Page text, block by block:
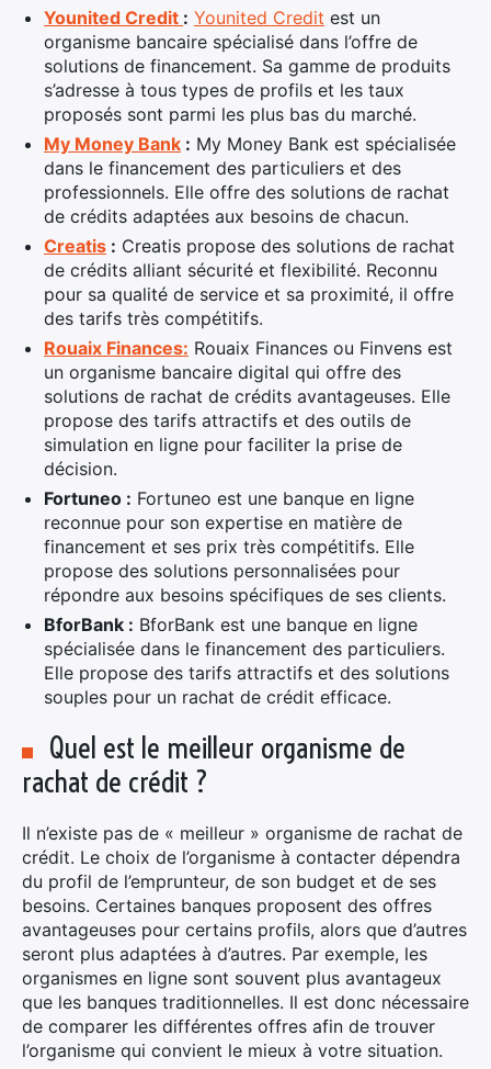
Younited Credit : Younited Credit est un
organisme bancaire spécialisé dans l’offre de
solutions de financement. Sa gamme de produits
s’adresse à tous types de profils et les taux
proposés sont parmi les plus bas du marché.
My Money Bank : My Money Bank est spécialisée
dans le financement des particuliers et des
professionnels. Elle offre des solutions de rachat
de crédits adaptées aux besoins de chacun.
Creatis : Creatis propose des solutions de rachat
de crédits alliant sécurité et flexibilité. Reconnu
pour sa qualité de service et sa proximité, il offre
des tarifs très compétitifs.
Rouaix Finances: Rouaix Finances ou Finvens est
un organisme bancaire digital qui offre des
solutions de rachat de crédits avantageuses. Elle
propose des tarifs attractifs et des outils de
simulation en ligne pour faciliter la prise de
décision.
Fortuneo : Fortuneo est une banque en ligne
reconnue pour son expertise en matière de
financement et ses prix très compétitifs. Elle
propose des solutions personnalisées pour
répondre aux besoins spécifiques de ses clients.
BforBank : BforBank est une banque en ligne
spécialisée dans le financement des particuliers.
Elle propose des tarifs attractifs et des solutions
souples pour un rachat de crédit efficace.
Quel est le meilleur organisme de
rachat de crédit ?
Il n’existe pas de « meilleur » organisme de rachat de
crédit. Le choix de l’organisme à contacter dépendra
du profil de l’emprunteur, de son budget et de ses
besoins. Certaines banques proposent des offres
avantageuses pour certains profils, alors que d’autres
seront plus adaptées à d’autres. Par exemple, les
organismes en ligne sont souvent plus avantageux
que les banques traditionnelles. Il est donc nécessaire
de comparer les différentes offres afin de trouver
l’organisme qui convient le mieux à votre situation.
×
Rechercher
: